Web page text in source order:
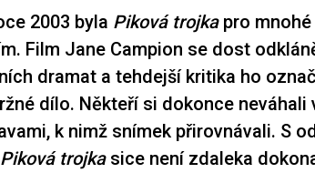
2003 byla Piková trojkapro mnohé
Film Jane Campion se dost
dramat a tehdejší kritika ho
dílo. Někteří si dokonce neváhali
k nimž snímek přirovnávali. S
Piková trojkasice není zdaleka